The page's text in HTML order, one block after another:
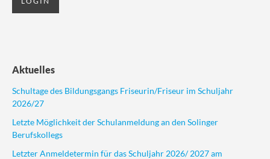
Aktuelles
Schultage des Bildungsgangs Friseurin/Friseur im Schuljahr
2026/27
Letzte Möglichkeit der Schulanmeldung an den Solinger
Berufskollegs
Letzter Anmeldetermin für das Schuljahr 2026/ 2027 am